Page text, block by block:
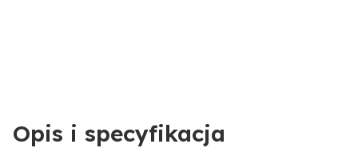
Opis i specyfikacja